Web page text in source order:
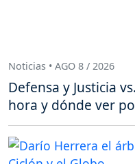
Noticias • AGO 8 / 2026
Defensa y Justicia
hora y dónde ver